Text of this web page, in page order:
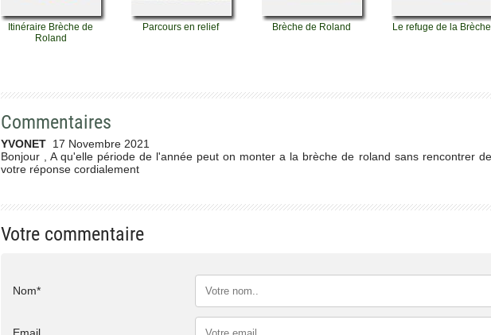
Itinéraire Brèche de
Roland
Parcours en relief Brèche de Roland Le refuge de la Brèche
Commentaires
YVONET 17 Novembre 2021
Bonjour , A qu'elle période de l'année peut on monter a la brèche de roland sans rencontrer
votre réponse cordialement
Votre commentaire
Nom*
Email